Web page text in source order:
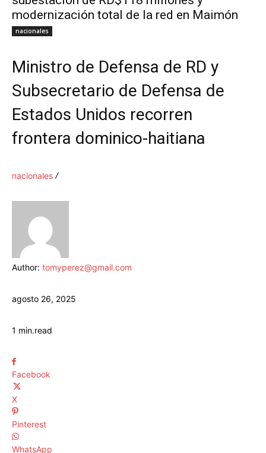
modernización total de la red en Maimón
nacionales
Ministro de Defensa de RD y
Subsecretario de Defensa de
Estados Unidos recorren
frontera dominico-haitiana
nacionales
Author: tomyperez@gmail.com
agosto 26, 2025
1 min.read
Facebook
X
Pinterest
WhatsApp